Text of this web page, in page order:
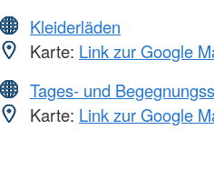
Kleiderläden
Karte: Link zur Google
Tages- und
Karte: Link zur Google